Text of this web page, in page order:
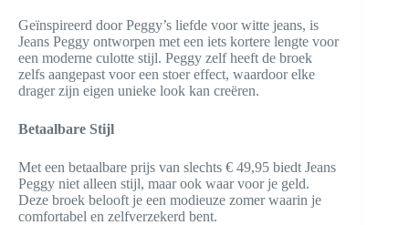
Geïnspireerd door Peggy’s liefde voor witte jeans, is
Jeans Peggy ontworpen met een iets kortere lengte voor
een moderne culotte stijl. Peggy zelf heeft de broek
zelfs aangepast voor een stoer effect, waardoor elke
drager zijn eigen unieke look kan creëren.
Betaalbare Stijl
Met een betaalbare prijs van slechts € 49,95 biedt Jeans
Peggy niet alleen stijl, maar ook waar voor je geld.
Deze broek belooft je een modieuze zomer waarin je
comfortabel en zelfverzekerd bent.